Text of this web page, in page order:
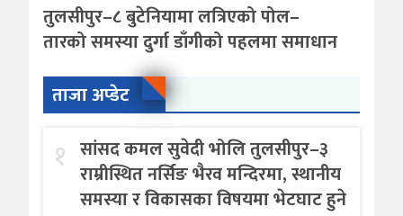
तुलसीपुर–८ बुटेनियामा लत्रिएको पोल–
तारको समस्या दुर्गा डाँगीको पहलमा समाधान
ताजा अप्डेट
१ सांसद कमल सुवेदी भोलि तुलसीपुर–३
राम्रीस्थित नर्सिङ भैरव मन्दिरमा, स्थानीय
समस्या र विकासका विषयमा भेटघाट हुने